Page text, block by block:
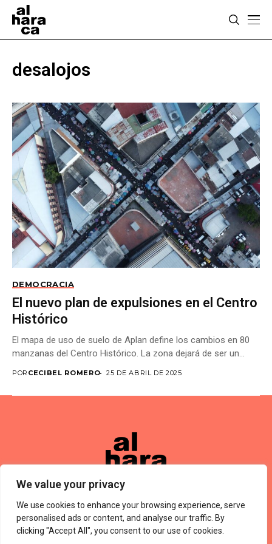
We value your privacy
We use cookies to enhance your browsing experience, serve
personalised ads or content, and analyse our traffic. By
clicking "Accept All", you consent to our use of cookies.
desalojos
DEMOCRACIA
El nuevo plan de expulsiones en el Centro
Histórico
El mapa de uso de suelo de Aplan define los cambios en 80
manzanas del Centro Histórico. La zona dejará de ser un...
POR CECIBEL ROMERO 25 DE ABRIL DE 2025
Términos De UsoAbout UsPolítica De Privacidad
Private PolicyForums
© 2024 Alharaca